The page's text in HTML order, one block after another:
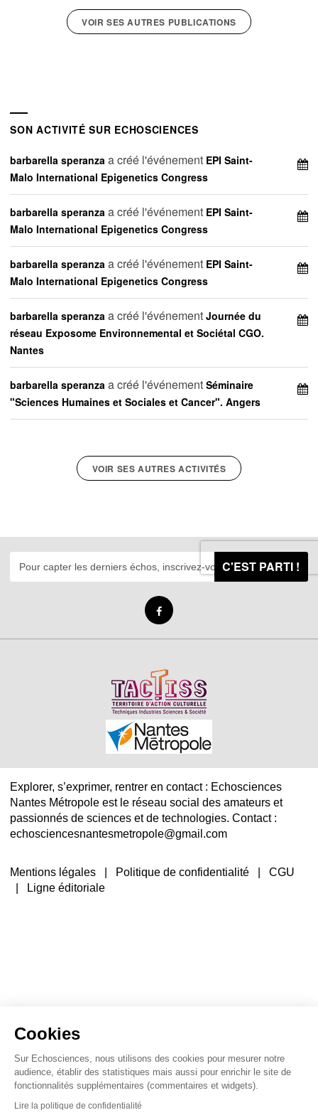
Cookies
Sur Echosciences, nous utilisons des cookies pour mesurer notre
audience, établir des statistiques mais aussi pour enrichir le site de
fonctionnalités supplémentaires (commentaires et widgets).
Lire la politique de confidentialité
VOIR SES AUTRES PUBLICATIONS
SON ACTIVITÉ SUR ECHOSCIENCES
barbarella speranza a créé l'événement EPI Saint-
Malo International Epigenetics Congress
barbarella speranza a créé l'événement EPI Saint-
Malo International Epigenetics Congress
barbarella speranza a créé l'événement EPI Saint-
Malo International Epigenetics Congress
barbarella speranza a créé l'événementJournée du
réseau Exposome Environnemental et Sociétal CGO.
Nantes
barbarella speranza a créé l'événementSéminaire
"Sciences Humaines et Sociales et Cancer". Angers
VOIR SES AUTRES ACTIVITÉS
C'EST PARTI !
Explorer, s’exprimer, rentrer en contact : Echosciences
Nantes Métropole est le réseau social des amateurs et
passionnés de sciences et de technologies. Contact :
echosciencesnantesmetropole@gmail.com
Mentions légales Politique de confidentialité |CGU
Ligne éditoriale